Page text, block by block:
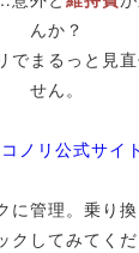
んか？
でまるっと見
せん。
ノリ公式サイト
に管理。乗り
クしてみてくだ